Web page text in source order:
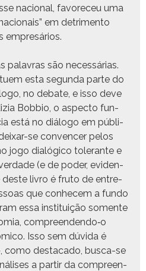
nacional, favore­ceu uma
em detri­men­to
empresários.
palavras são necessárias.
esta segun­da parte do
no debate, e isso deve
Bob­bio, o aspec­to fun­
está no diál­o­go em públi­
se con­vencer pelos
jogo dialógi­co tol­er­ante e
(e de poder, evi­den­
deste livro é fru­to de entre­
que con­hecem a fun­do
essa insti­tu­ição somente
compreendendo‑o
Isso sem dúvi­da é
como desta­ca­do, bus­ca-se
a par­tir da com­preen­